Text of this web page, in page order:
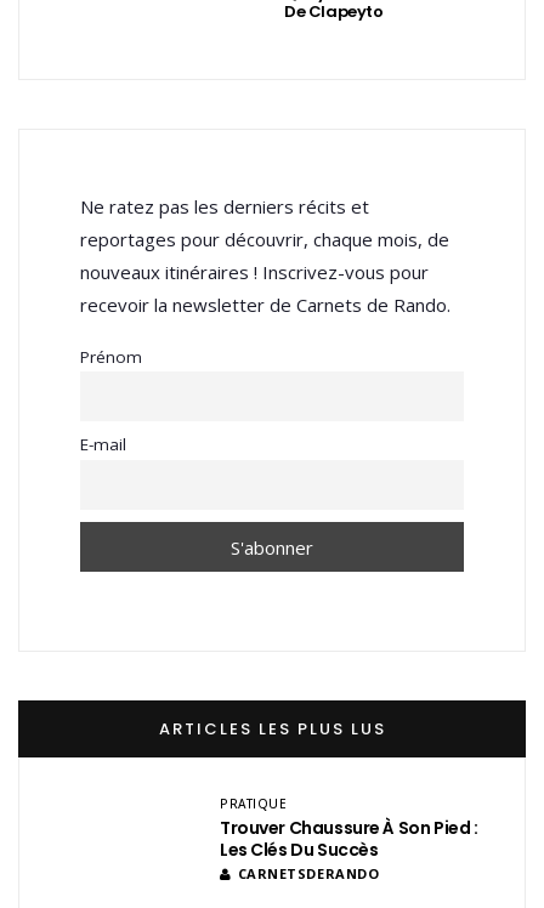
De Clapeyto
Ne ratez pas les derniers récits et
reportages pour découvrir, chaque mois, de
nouveaux itinéraires ! Inscrivez-vous pour
recevoir la newsletter de Carnets de Rando.
Prénom
E-mail
ARTICLES LES PLUS LUS
PRATIQUE
Trouver Chaussure À Son Pied :
Les Clés Du Succès
CARNETSDERANDO